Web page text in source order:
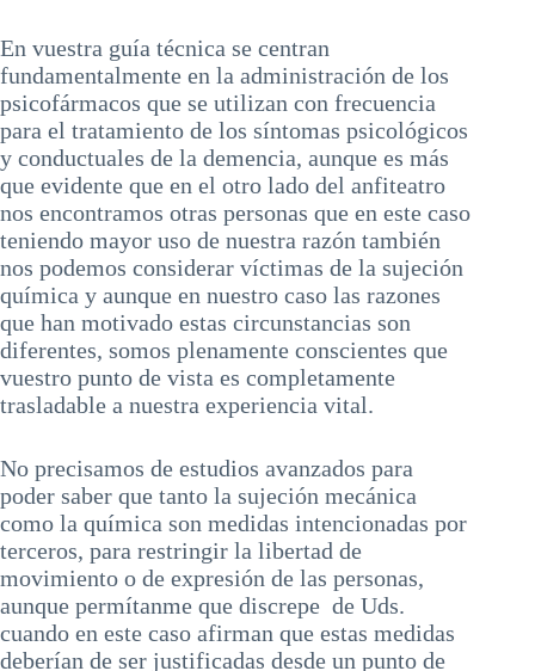
En vuestra guía técnica se centran
fundamentalmente en la administración de los
psicofármacos que se utilizan con frecuencia
para el tratamiento de los síntomas psicológicos
y conductuales de la demencia, aunque es más
que evidente que en el otro lado del anfiteatro
nos encontramos otras personas que en este caso
teniendo mayor uso de nuestra razón también
nos podemos considerar víctimas de la sujeción
química y aunque en nuestro caso las razones
que han motivado estas circunstancias son
diferentes, somos plenamente conscientes que
vuestro punto de vista es completamente
trasladable a nuestra experiencia vital.
No precisamos de estudios avanzados para
poder saber que tanto la sujeción mecánica
como la química son medidas intencionadas por
terceros, para restringir la libertad de
movimiento o de expresión de las personas,
aunque permítanme que discrepe de Uds.
cuando en este caso afirman que estas medidas
deberían de ser justificadas desde un punto de